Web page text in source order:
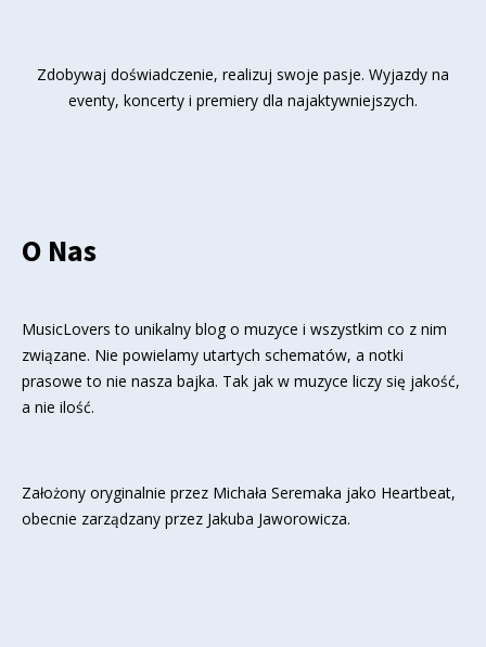
Zdobywaj doświadczenie, realizuj swoje pasje. Wyjazdy na
eventy, koncerty i premiery dla najaktywniejszych.
O Nas
MusicLovers to unikalny blog o muzyce i wszystkim co z nim
związane. Nie powielamy utartych schematów, a notki
prasowe to nie nasza bajka. Tak jak w muzyce liczy się jakość,
a nie ilość.
Założony oryginalnie przez Michała Seremaka jako Heartbeat,
obecnie zarządzany przez Jakuba Jaworowicza.